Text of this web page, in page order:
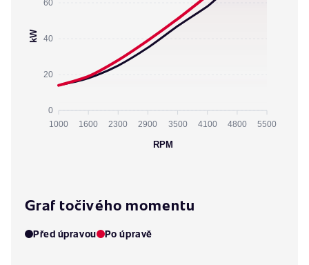
60
40
20
0
kW
1000 1600 2300 2900 3500 4100 4800 5500
RPM
Graf točivého momentu
Před úpravou Po úpravě